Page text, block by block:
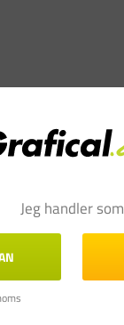
2
0
Jeg handler som